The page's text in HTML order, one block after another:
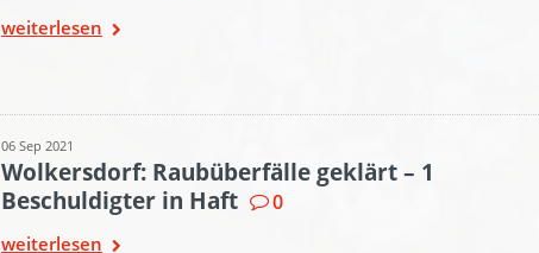
weiterlesen
06 Sep 2021
Wolkersdorf: Raubüberfälle geklärt – 1
Beschuldigter in Haft
0
weiterlesen